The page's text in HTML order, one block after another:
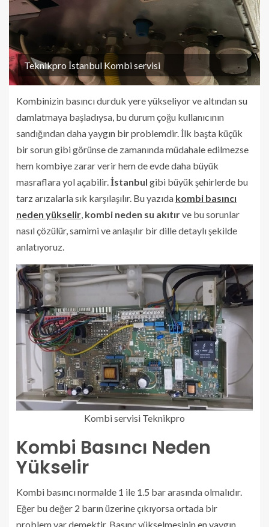
Teknikpro İstanbul Kombi servisi
Kombinizin basıncı durduk yere yükseliyor ve altından su
damlatmaya başladıysa, bu durum çoğu kullanıcının
sandığından daha yaygın bir problemdir. İlk başta küçük
bir sorun gibi görünse de zamanında müdahale edilmezse
hem kombiye zarar verir hem de evde daha büyük
masraflara yol açabilir.İstanbul gibi büyük şehirlerde bu
tarz arızalarla sık karşılaşılır. Bu yazıda kombi basıncı
neden yükselir, kombi neden su akıtırve bu sorunlar
nasıl çözülür, samimi ve anlaşılır bir dille detaylı şekilde
anlatıyoruz.
Kombi servisi Teknikpro
Kombi Basıncı Neden
Yükselir
Kombi basıncı normalde 1 ile 1.5 bar arasında olmalıdır.
Eğer bu değer 2 barın üzerine çıkıyorsa ortada bir
problem var demektir. Basınç yükselmesinin en yaygın